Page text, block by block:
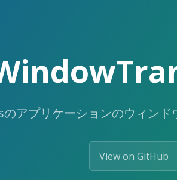
アプリケーションのウィンド
View on GitHub